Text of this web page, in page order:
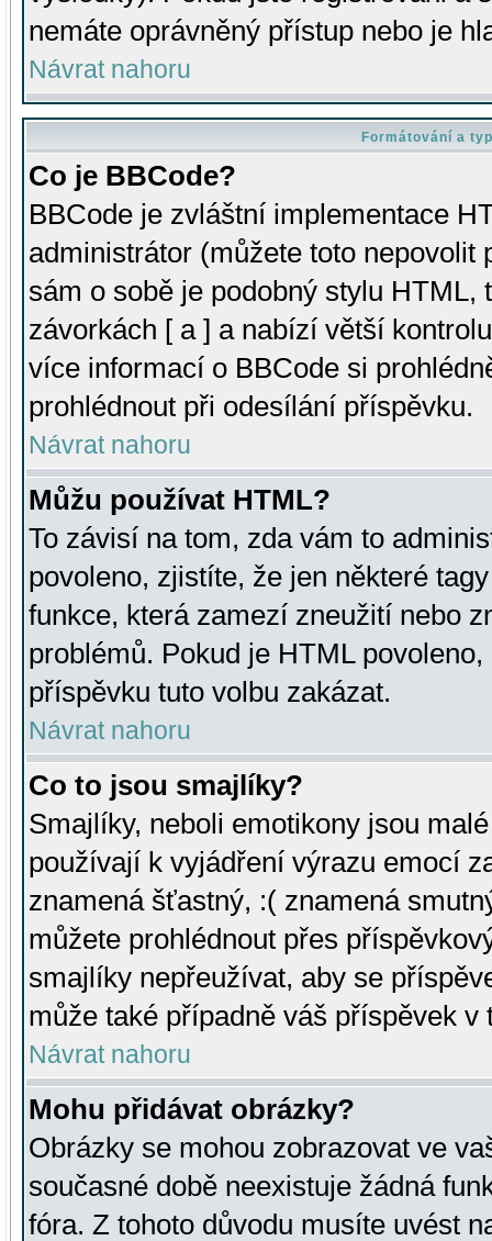
nemáte oprávněný přístup nebo je
Návrat nahoru
Formátování a
Co je BBCode?
BBCode je zvláštní implementace
administrátor (můžete toto
sám o sobě je podobný stylu HTML,
závorkách [ a ] a nabízí větší
více informací o BBCode si
prohlédnout při odesílání příspěvku.
Návrat nahoru
Můžu používat HTML?
To závisí na tom, zda vám to
povoleno, zjistíte, že jen některé
funkce, která zamezí zneužití nebo
problémů. Pokud je HTML
příspěvku tuto volbu zakázat.
Návrat nahoru
Co to jsou smajlíky?
Smajlíky, neboli emotikony jsou
používají k vyjádření výrazu emocí
znamená šťastný, :( znamená
můžete prohlédnout přes
smajlíky nepřeužívat, aby se
může také případně váš příspěvek v
Návrat nahoru
Mohu přidávat obrázky?
Obrázky se mohou zobrazovat ve
současné době neexistuje žádná
fóra. Z tohoto důvodu musíte uvést